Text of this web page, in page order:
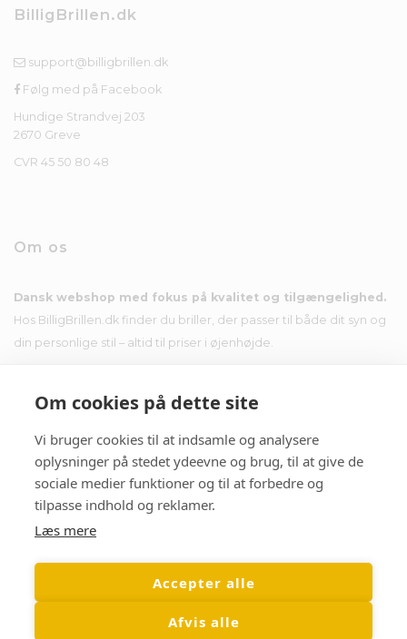
Om cookies på dette site
Vi bruger cookies til at indsamle og analysere
oplysninger på stedet ydeevne og brug, til at give de
sociale medier funktioner og til at forbedre og
tilpasse indhold og reklamer.
Læs mere
Accepter alle
Afvis alle
BilligBrillen.dk
support@billigbrillen.dk
Følg med på Facebook
Hundige Strandvej 203
2670 Greve
CVR 45 50 80 48
Om os
Dansk webshop med fokus på kvalitet og tilgængelighed.
Hos BilligBrillen.dk finder du briller, der passer til både dit syn og
din personlige stil – altid til priser i øjenhøjde.
Nyhedsbrev
Tilmeld dig nyhedsbrevet og få tilbud i din indbakke.